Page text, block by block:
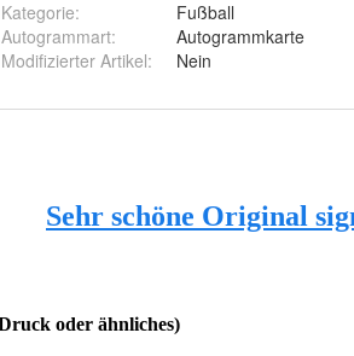
Kategorie:
Fußball
Autogrammart:
Autogrammkarte
Modifizierter Artikel: Nein